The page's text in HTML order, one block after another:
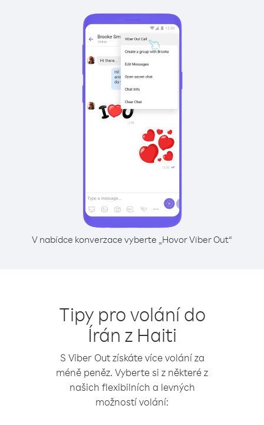
V nabídce konverzace vyberte „Hovor Viber Out“
Tipy pro volání do
Írán z Haiti
S Viber Out získáte více volání za
méně peněz. Vyberte si z některé z
našich flexibilních a levných
možností volání: